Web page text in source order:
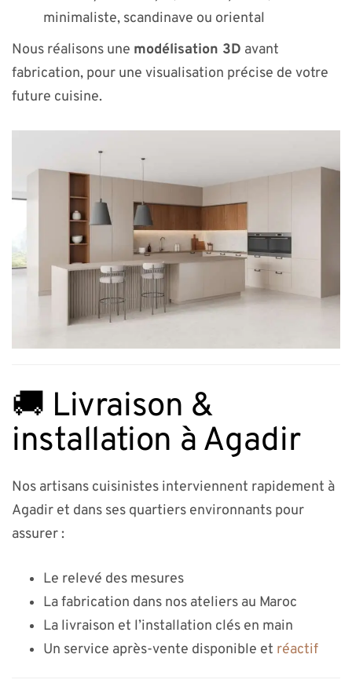
minimaliste, scandinave ou oriental
Nous réalisons une modélisation 3D avant
fabrication, pour une visualisation précise de votre
future cuisine.
🚚 Livraison &
installation à Agadir
Nos artisans cuisinistes interviennent rapidement à
Agadir et dans ses quartiers environnants pour
assurer :
Le relevé des mesures
La fabrication dans nos ateliers au Maroc
La livraison et l’installation clés en main
Un service après-vente disponible et réactif